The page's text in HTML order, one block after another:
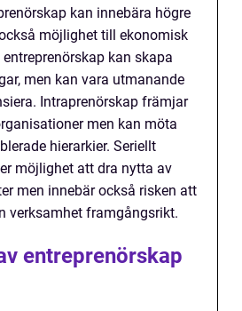
kan innebära högre
möjlighet till ekonomisk
kan skapa
men kan vara utmanande
Intraprenörskap främjar
men kan möta
hierarkier. Seriellt
möjlighet att dra nytta av
men innebär också risken att
verksamhet framgångsrikt.
entreprenörskap